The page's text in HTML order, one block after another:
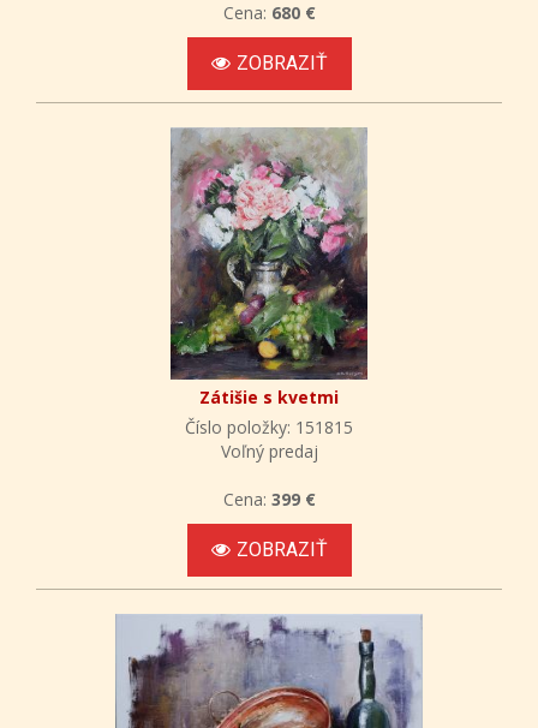
Cena: 680 €
ZOBRAZIŤ
Zátišie s kvetmi
Číslo položky: 151815
Voľný predaj
Cena: 399 €
ZOBRAZIŤ